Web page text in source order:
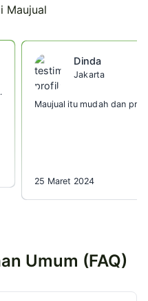
Maujual
Dinda
Jakarta
Maujual itu mudah dan
25 Maret 2024
Umum (FAQ)